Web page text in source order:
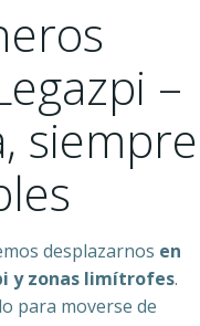
–
siempre
desplazarnos en
y zonas limítrofes.
para moverse de